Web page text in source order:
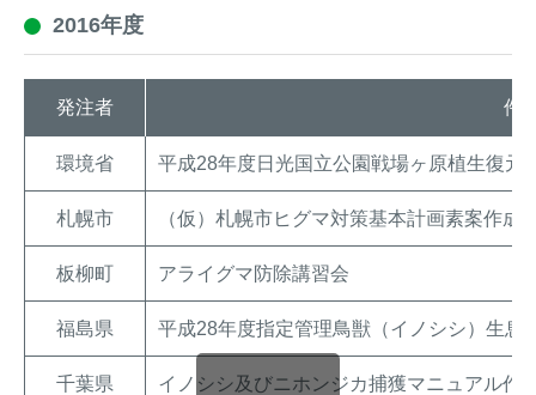
2016年度
発注者 件
環境省 平成28年度日光国立公園戦場ヶ原植生復元
札幌市 （仮）札幌市ヒグマ対策基本計画素案作成
板柳町 アライグマ防除講習会
福島県 平成28年度指定管理鳥獣（イノシシ）生息
千葉県 イノシシ及びニホンジカ捕獲マニュアル作